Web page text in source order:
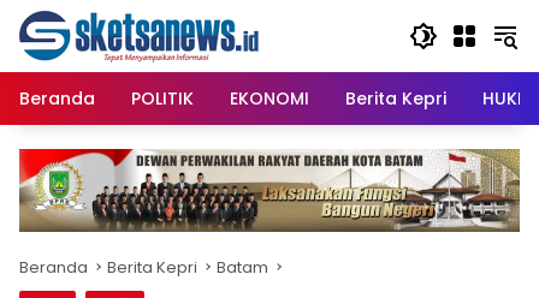
content
Langsung
konten
Beranda
POLITIK EKONOMI Berita Kepri
Beranda Berita Kepri Batam